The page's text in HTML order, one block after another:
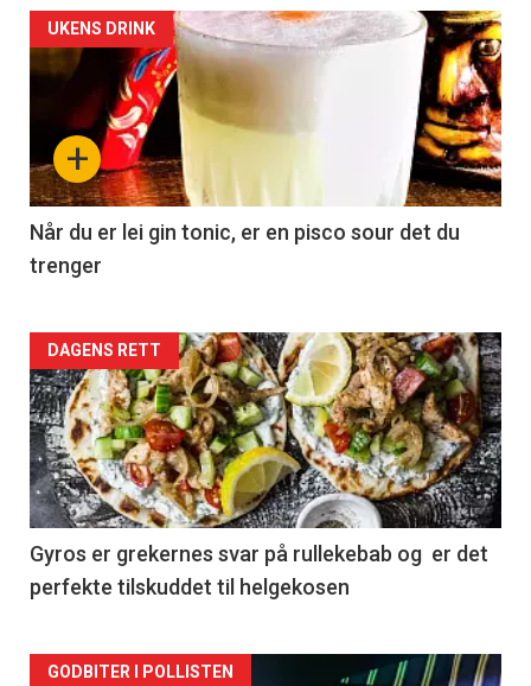
+
UKENS DRINK
Når du er lei gin tonic, er en pisco sour det du
trenger
Forsiden
akkurat
nå
-
2
DAGENS RETT
Gyros er grekernes svar på rullekebab og er det
perfekte tilskuddet til helgekosen
GODBITER I POLLISTEN